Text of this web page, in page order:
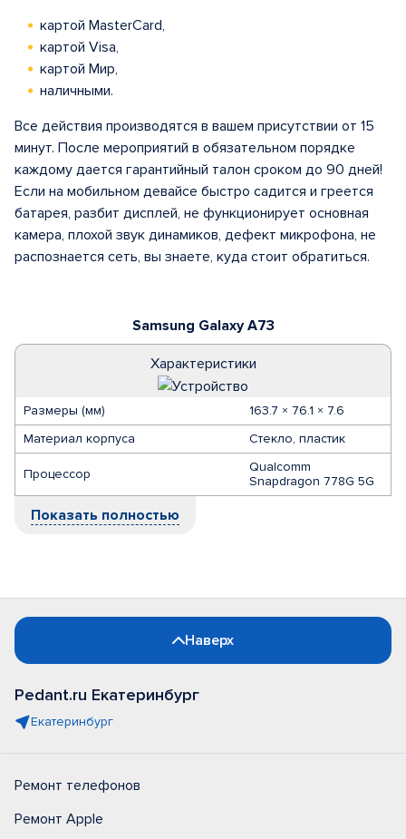
Samsung Galaxy A73
Характеристики
Размеры (мм)
163.7 × 76.1 × 7.6
Материал корпуса
Стекло, пластик
Процессор
Qualcomm
Snapdragon 778G 5G
Показать полностью
картой MasterCard,
картой Visa,
картой Мир,
наличными.
Все действия производятся в вашем присутствии от 15
минут. После мероприятий в обязательном порядке
каждому дается гарантийный талон сроком до 90 дней!
Если на мобильном девайсе быстро садится и греется
батарея, разбит дисплей, не функционирует основная
камера, плохой звук динамиков, дефект микрофона, не
распознается сеть, вы знаете, куда стоит обратиться.
Наверх
Pedant.ru Екатеринбург
Екатеринбург
Ремонт телефонов
Ремонт Apple